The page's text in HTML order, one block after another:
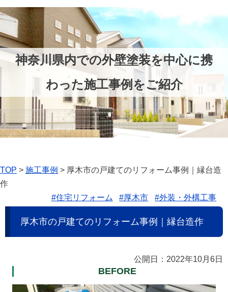
神奈川県内での外壁塗装を中心に携
わった施工事例をご紹介
TOP > 施工事例 > 厚木市の戸建てのリフォーム事例｜縁台造
作
#住宅リフォーム
#厚木市 #外装・外構工事
厚木市の戸建てのリフォーム事例｜縁台造作
公開日：2022年10月6日
BEFORE